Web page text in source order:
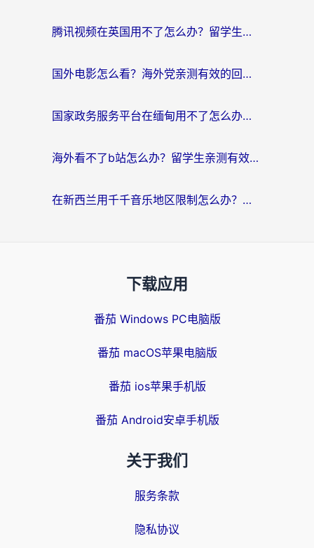
腾讯视频在英国用不了怎么办？留学生亲测有效的回国加速器指南
国外电影怎么看？海外党亲测有效的回国加速器选择指南
国家政务服务平台在缅甸用不了怎么办？海外华人必看的回国加速全攻略
海外看不了b站怎么办？留学生亲测有效的回国加速器选择攻略，解决豆瓣音乐、美团外卖难题
在新西兰用千千音乐地区限制怎么办？海外华人必备的回国加速解决方案
下载应用
番茄 Windows PC电脑版
番茄 macOS苹果电脑版
番茄 ios苹果手机版
番茄 Android安卓手机版
关于我们
服务条款
隐私协议